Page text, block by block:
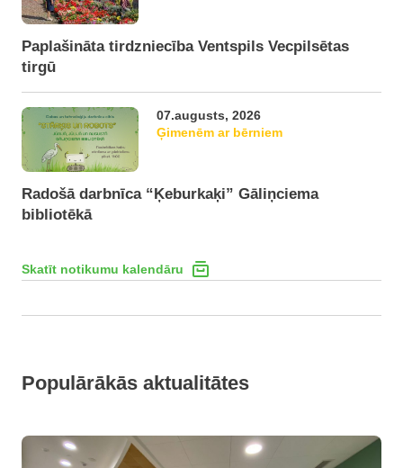
Paplašināta tirdzniecība Ventspils Vecpilsētas
tirgū
07.augusts, 2026
Ģimenēm ar bērniem
Radošā darbnīca “Ķeburkaķi” Gāliņciema
bibliotēkā
Skatīt notikumu kalendāru
Populārākās aktualitātes